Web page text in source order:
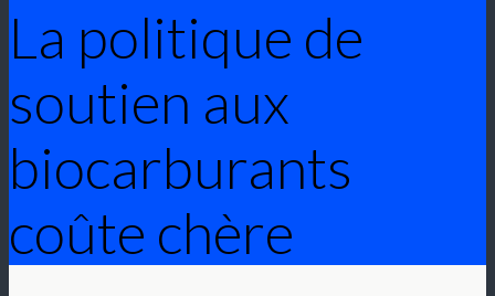
La politique de
soutien aux
biocarburants
coûte chère